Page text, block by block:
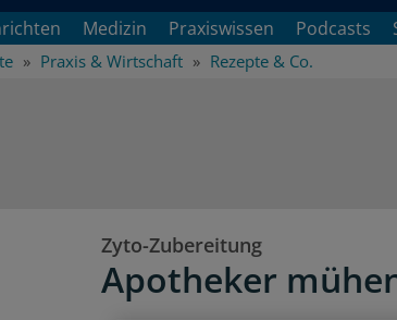
Medizin Praxiswissen Podcasts
Praxis & Wirtschaft Rezepte & Co.
Zyto-Zubereitung
Apotheker